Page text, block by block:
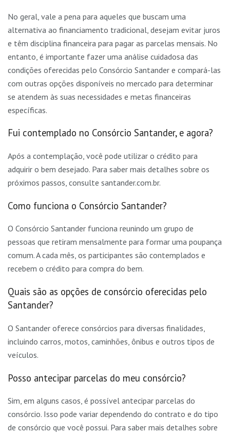
No geral, vale a pena para aqueles que buscam uma
alternativa ao financiamento tradicional, desejam evitar juros
e têm disciplina financeira para pagar as parcelas mensais. No
entanto, é importante fazer uma análise cuidadosa das
condições oferecidas pelo Consórcio Santander e compará-las
com outras opções disponíveis no mercado para determinar
se atendem às suas necessidades e metas financeiras
específicas.
Fui contemplado no Consórcio Santander, e agora?
Após a contemplação, você pode utilizar o crédito para
adquirir o bem desejado. Para saber mais detalhes sobre os
próximos passos, consulte santander.com.br.
Como funciona o Consórcio Santander?
O Consórcio Santander funciona reunindo um grupo de
pessoas que retiram mensalmente para formar uma poupança
comum. A cada mês, os participantes são contemplados e
recebem o crédito para compra do bem.
Quais são as opções de consórcio oferecidas pelo
Santander?
O Santander oferece consórcios para diversas finalidades,
incluindo carros, motos, caminhões, ônibus e outros tipos de
veículos.
Posso antecipar parcelas do meu consórcio?
Sim, em alguns casos, é possível antecipar parcelas do
consórcio. Isso pode variar dependendo do contrato e do tipo
de consórcio que você possui. Para saber mais detalhes sobre